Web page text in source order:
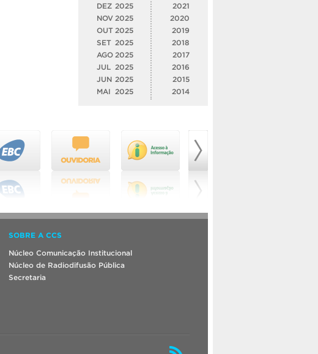
DEZ 2025
NOV 2025
OUT 2025
SET 2025
AGO 2025
JUL
2025
JUN 2025
MAI
2025
2021
2020
2019
2018
2017
2016
2015
2014
SOBRE A CCS
Núcleo Comunicação Institucional
Núcleo de Radiodifusão Pública
Secretaria